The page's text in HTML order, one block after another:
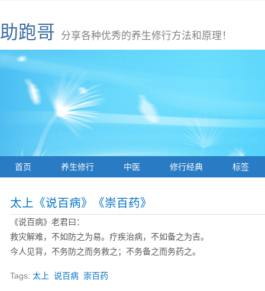
助跑哥 分享各种优秀的养生修行方法和原理！
首页 养生修行 中医 修行经典 标签
太上《说百病》《崇百药》
《说百病》老君曰：
救灾解难，不如防之为易。疗疾治病，不如备之为吉。
今人见背，不务防之而务救之；不务备之而务药之。
Tags:太上 说百病 崇百药